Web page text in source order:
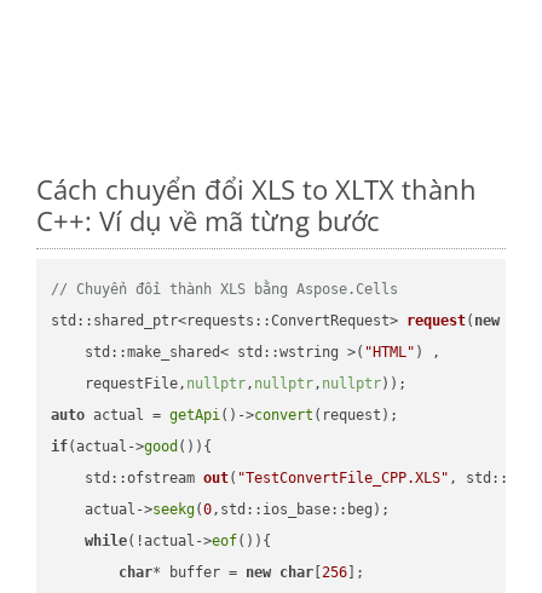
Cách chuyển đổi XLS to XLTX thành
C++: Ví dụ về mã từng bước
// Chuyển đổi thành XLS bằng Aspose.Cells
std::shared_ptr<requests::ConvertRequest> request( new
    std::make_shared< std::wstring >(
"HTML" ) ,
    requestFile,
nullptr, nullptr, nullptr))
auto actual = getApi()->convert
if(actual->good ()){
std::ofstream out( "TestConvertFile_CPP.XLS" ,
    actual->
seekg(0,std::ios_base::beg);
while(!actual->eof()){
char* buffer = new char [256 ];